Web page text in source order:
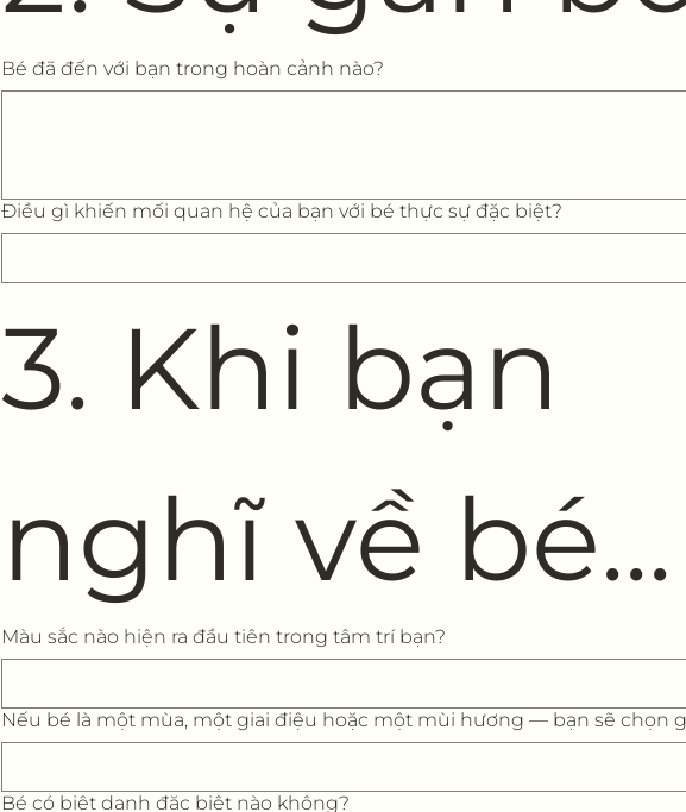
Bé đã đến với bạn trong hoàn cảnh nào?
Điều gì khiến mối quan hệ của bạn với bé thực sự đặc biệt?
3. Khi bạn
nghĩ về bé...
Màu sắc nào hiện ra đầu tiên trong tâm trí bạn?
Nếu bé là một mùa, một giai điệu hoặc một mùi hương — bạn sẽ chọn
Bé có biệt danh đặc biệt nào không?